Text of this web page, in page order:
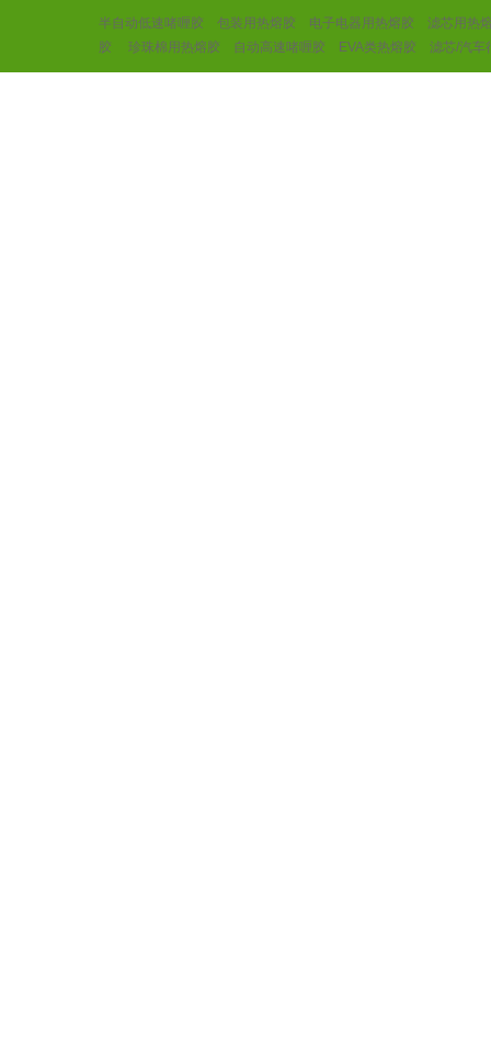
半自动低速啫喱胶 包装用热熔胶 电子电器用热熔胶
滤芯用热
胶
珍珠棉用热熔胶 自动高速啫喱胶 EVA类热熔胶 滤芯/汽车